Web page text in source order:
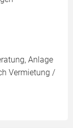
Anlage
Vermietung /